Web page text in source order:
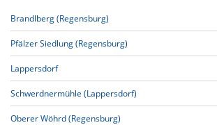
Brandlberg (Regensburg)
Pfälzer Siedlung (Regensburg)
Lappersdorf
Schwerdnermühle (Lappersdorf)
Oberer Wöhrd (Regensburg)